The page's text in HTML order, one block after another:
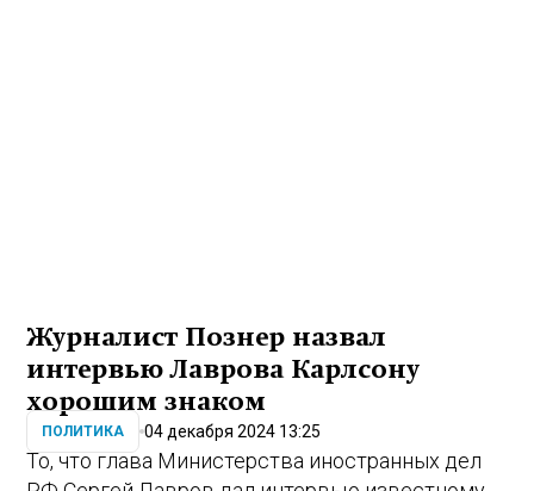
Журналист Познер назвал
интервью Лаврова Карлсону
хорошим знаком
ПОЛИТИКА 04 декабря 2024 13:25
То, что глава Министерства иностранных дел